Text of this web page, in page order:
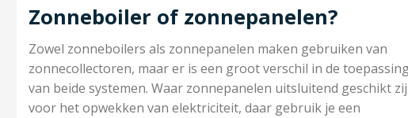
Zonneboiler of zonnepanelen?
Zowel zonneboilers als zonnepanelen maken gebruiken van
zonnecollectoren, maar er is een groot verschil in de
van beide systemen. Waar zonnepanelen uitsluitend geschikt
voor het opwekken van elektriciteit, daar gebruik je een